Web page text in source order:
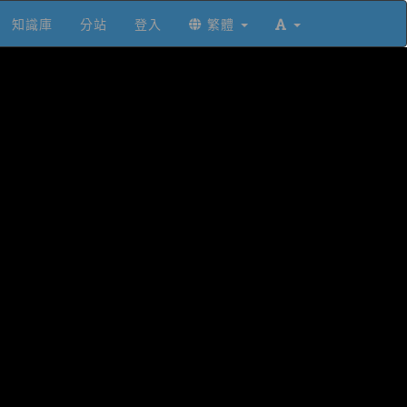
知識庫 分站 登入 繁體